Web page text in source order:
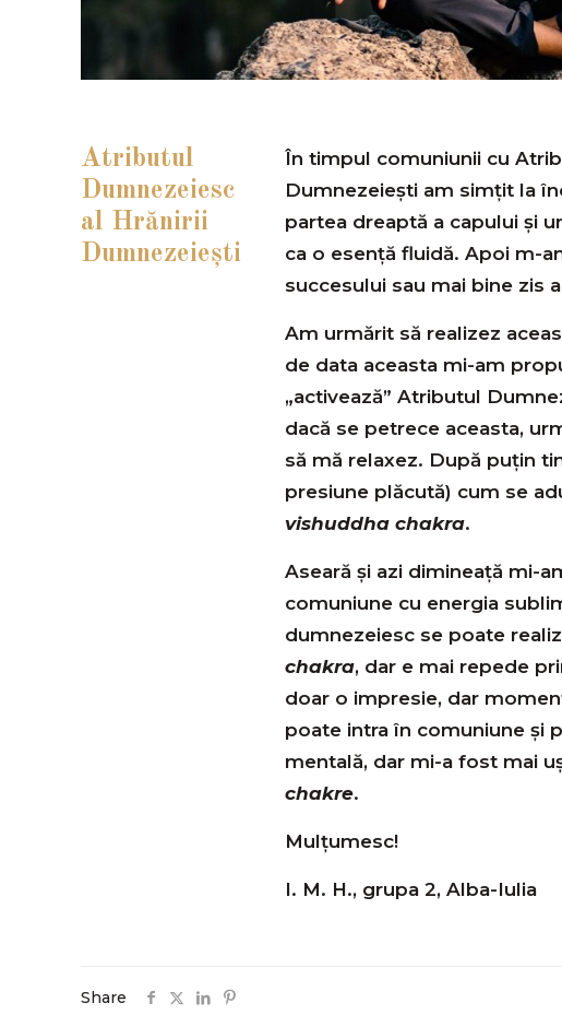
Atributul
Dumnezeiesc
al Hrănirii
Dumnezeiești
În timpul comuniunii cu
Dumnezeiești am simțit la
partea dreaptă a capului și
ca o esență fluidă. Apoi m-
succesului sau mai bine zis
Am urmărit să realizez
de data aceasta mi-am
„activează” Atributul
dacă se petrece aceasta,
să mă relaxez. După puțin
presiune plăcută) cum se
vishuddha chakra.
Aseară și azi dimineață mi-
comuniune cu energia
dumnezeiesc se poate
chakra, dar e mai repede
doar o impresie, dar
poate intra în comuniune și
mentală, dar mi-a fost mai
chakre.
Mulțumesc!
I. M. H., grupa 2, Alba-Iulia
Share